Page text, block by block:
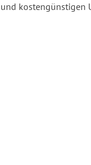
und kostengünstigen